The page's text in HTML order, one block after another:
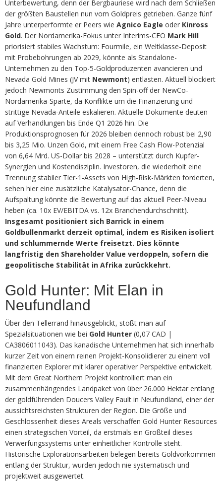
Unterbewertung, denn der Bergbauriese wird nach dem Schließen
der größten Baustellen nun vom Goldpreis getrieben. Ganze fünf
Jahre unterperformte er Peers wie Agnico Eagle oder Kinross
Gold. Der Nordamerika-Fokus unter Interims-CEO Mark Hill
priorisiert stabiles Wachstum: Fourmile, ein Weltklasse-Deposit
mit Probebohrungen ab 2029, könnte als Standalone-
Unternehmen zu den Top-5-Goldproduzenten avancieren und
Nevada Gold Mines (JV mit Newmont) entlasten. Aktuell blockiert
jedoch Newmonts Zustimmung den Spin-off der NewCo-
Nordamerika-Sparte, da Konflikte um die Finanzierung und
strittige Nevada-Anteile eskalieren. Aktuelle Dokumente deuten
auf Verhandlungen bis Ende Q1 2026 hin. Die
Produktionsprognosen für 2026 bleiben dennoch robust bei 2,90
bis 3,25 Mio. Unzen Gold, mit einem Free Cash Flow-Potenzial
von 6,64 Mrd. US-Dollar bis 2028 – unterstützt durch Kupfer-
Synergien und Kostendisziplin. Investoren, die wiederholt eine
Trennung stabiler Tier-1-Assets von High-Risk-Märkten forderten,
sehen hier eine zusätzliche Katalysator-Chance, denn die
Aufspaltung könnte die Bewertung auf das aktuell Peer-Niveau
heben (ca. 10x EV/EBITDA vs. 12x Branchendurchschnitt).
Insgesamt positioniert sich Barrick in einem
Goldbullenmarkt derzeit optimal, indem es Risiken isoliert
und schlummernde Werte freisetzt. Dies könnte
langfristig den Shareholder Value verdoppeln, sofern die
geopolitische Stabilität in Afrika zurückkehrt.
Gold Hunter: Mit Elan in
Neufundland
Über den Tellerrand hinausgeblickt, stößt man auf
Spezialsituationen wie bei Gold Hunter (0,07 CAD |
CA3806011043). Das kanadische Unternehmen hat sich innerhalb
kurzer Zeit von einem reinen Projekt-Konsolidierer zu einem voll
finanzierten Explorer mit klarer operativer Perspektive entwickelt.
Mit dem Great Northern Projekt kontrolliert man ein
zusammenhängendes Landpaket von über 26.000 Hektar entlang
der goldführenden Doucers Valley Fault in Neufundland, einer der
aussichtsreichsten Strukturen der Region. Die Größe und
Geschlossenheit dieses Areals verschaffen Gold Hunter Resources
einen strategischen Vorteil, da erstmals ein Großteil dieses
Verwerfungssystems unter einheitlicher Kontrolle steht.
Historische Explorationsarbeiten belegen bereits Goldvorkommen
entlang der Struktur, wurden jedoch nie systematisch und
projektweit ausgewertet.